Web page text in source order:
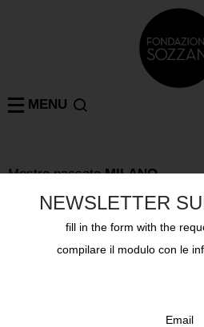
MENU
Mostre passate MILANO
4 settembre 2003 - 21
NEWSLETTER
fill in the form with the
compilare il modulo con le
Email